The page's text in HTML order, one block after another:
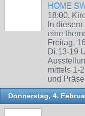
HOME
18:00,
In
eine
Freitag,
Di.13-19
mittels 1-
und
Donnerstag, 4.